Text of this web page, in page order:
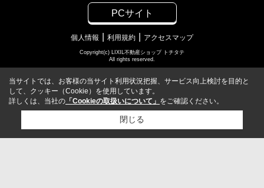
PCサイト
個人情報 利用規約 アクセスマップ
Copyright(c) LIXIL不動産ショップ トチタテ
All rights reserved.
当サイトでは、お客様の当サイト利用状況把握、サービス向上検討を目的と
して、クッキー（Cookie）を使用しています。
詳しくは、当社の 「Cookieの取扱いについて」 をご確認ください。
閉じる